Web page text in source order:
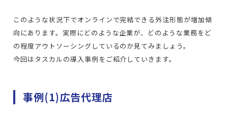
このような状況下でオンラインで完結できる外注形態が増加傾
向にあります。実際にどのような企業が、どのような業務をど
の程度アウトソーシングしているのか見てみましょう。
今回はタスカルの導入事例をご紹介していきます。
事例(1)広告代理店